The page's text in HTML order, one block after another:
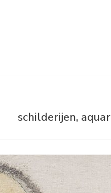
schilderijen,